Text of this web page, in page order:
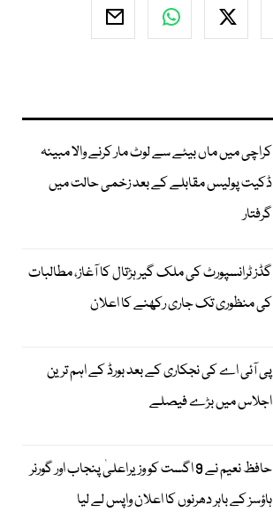
کراچی میں ماں بیٹے سے لوٹ مار کرنے والا مبینہ
ڈکیت پولیس مقابلے کے بعد زخمی حالت میں
گرفتار
گڈز ٹرانسپورٹ کی ملک گیر ہڑتال کا آغاز، مطالبات
کی منظوری تک جاری رکھنے کا اعلان
پی آئی اے کی نجکاری کے بعد بورڈ کے اہم ترین
اجلاس میں بڑے فیصلے
حافظ نعیم نے 9 اگست کو وزیراعلیٰ پنجاب اور گورنر
ہاؤسز کے باہر دھرنوں کا اعلان واپس لے لیا